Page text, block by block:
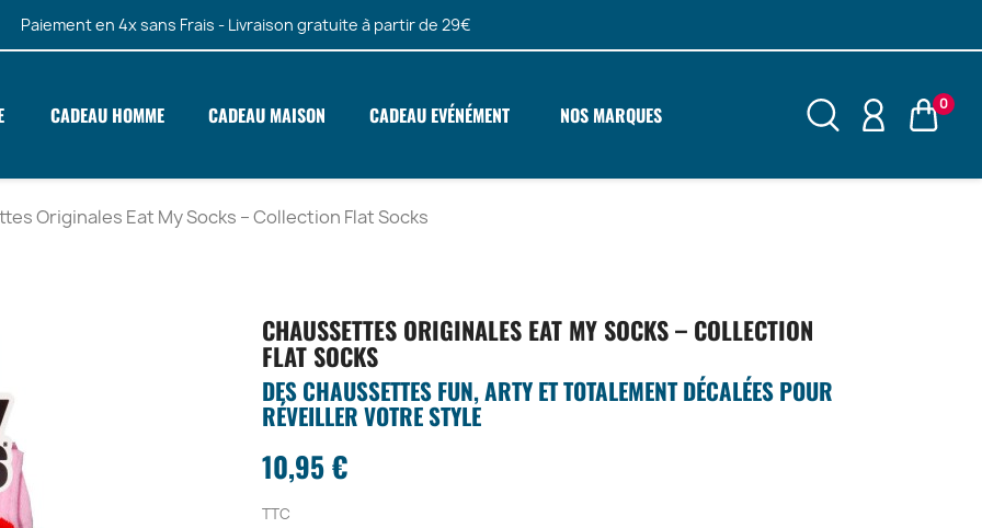
Paiement en 4x sans Frais - Livraison gratuite à partir de 29€
CADEAU HOMME CADEAU MAISON CADEAU EVÉNÉMENT NOS MARQUES 0
Originales Eat My Socks – Collection Flat Socks
CHAUSSETTES ORIGINALES EAT MY SOCKS – COLLECTION
FLAT SOCKS
DES CHAUSSETTES FUN, ARTY ET TOTALEMENT DÉCALÉES POUR
RÉVEILLER VOTRE STYLE
10,95 €
TTC